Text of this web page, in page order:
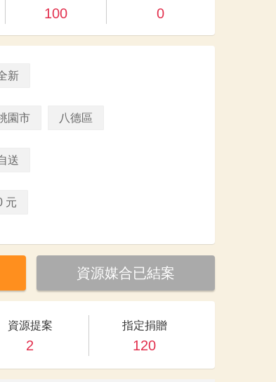
100 0
新
園市 八德區
送
元
資源媒合已結案
資源提案
2
指定捐贈
120